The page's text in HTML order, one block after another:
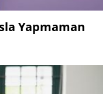
Yapmaman